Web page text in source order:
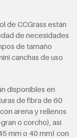
de CCGrass están
de necesidades
de tamaño
canchas de uso
disponibles en
de fibra de 60
arena y rellenos
o corcho), así
mm o 40 mm) con